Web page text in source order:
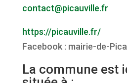
contact@picauville.fr
https://picauville.fr/
Facebook : mairie-de-
La commune est